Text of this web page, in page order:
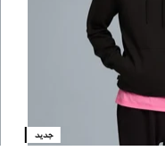
جديد